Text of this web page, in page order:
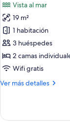
al
mar
(3
adults)
fotos
de
Habitación
con
2
camas
vistas
(2
Vista al mar
19 m²
1 habitación
3 huéspedes
2 camas
Wifi gratis
Ver más detalles
Más
con